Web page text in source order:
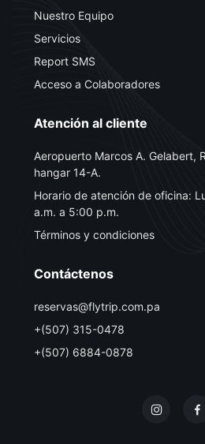
Nuestro Equipo
Servicios
Report SMS
Acceso a Colaboradores
Atención al cliente
Aeropuerto Marcos A. Gelabert,
hangar 14-A.
Horario de atención de oficina:
a.m. a 5:00 p.m.
Términos y condiciones
Contáctenos
reservas@flytrip.com.pa
+(507) 315-0478
+(507) 6884-0878